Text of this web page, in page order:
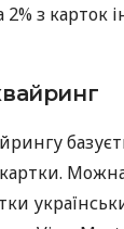
2% з карток
картки.